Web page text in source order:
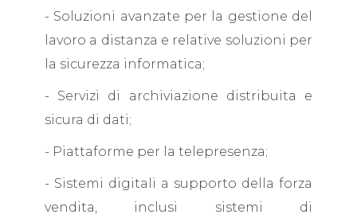
- Soluzioni avanzate per la gestione del
lavoro a distanza e relative soluzioni per
la sicurezza informatica;
- Servizi di archiviazione distribuita e
sicura di dati;
- Piattaforme per la telepresenza;
- Sistemi digitali a supporto della forza
vendita, inclusi sistemi di